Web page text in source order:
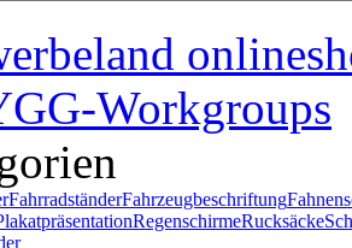
Workgroups
FahrradständerFahrzeugbeschriftung
RegenschirmeRucksäcke